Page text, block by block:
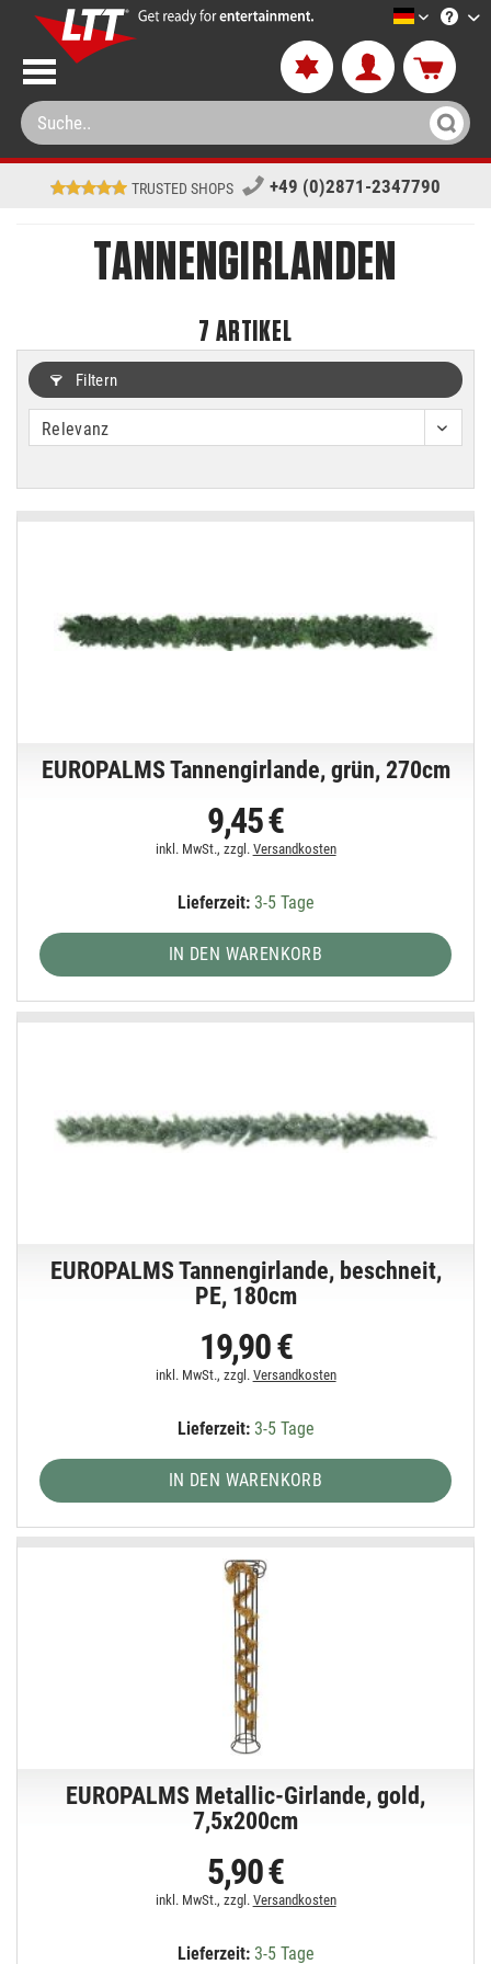
LTT-
TRUSTED SHOPS +49 (0)2871-2347790
TANNENGIRLANDEN
7 ARTIKEL
Filtern
EUROPALMS Tannengirlande, grün, 270cm
9,45 €
inkl. MwSt., zzgl. Versandkosten
Lieferzeit:3-5 Tage
IN DEN WARENKORB
EUROPALMS Tannengirlande, beschneit,
PE, 180cm
19,90 €
inkl. MwSt., zzgl. Versandkosten
Lieferzeit:3-5 Tage
IN DEN WARENKORB
EUROPALMS Metallic-Girlande, gold,
7,5x200cm
5,90 €
inkl. MwSt., zzgl. Versandkosten
Lieferzeit:3-5 Tage